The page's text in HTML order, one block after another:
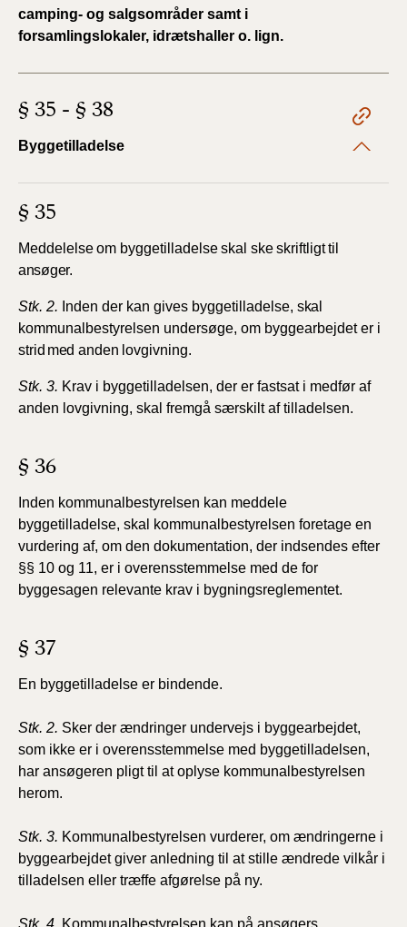
camping- og salgsområder samt i
forsamlingslokaler, idrætshaller o. lign.
§ 35 - § 38
Byggetilladelse
§ 35
Meddelelse om byggetilladelseskal ske skriftligt til
ansøger.
Stk. 2. Inden der kan gives byggetilladelse, skal
kommunalbestyrelsen undersøge, om byggearbejdet er i
strid med anden lovgivning.
Stk. 3. Krav i byggetilladelsen, der er fastsat i medfør af
anden lovgivning, skal fremgå særskilt af tilladelsen.
§ 36
Inden kommunalbestyrelsen kan meddele
byggetilladelse, skal kommunalbestyrelsen foretage en
vurdering af, om den dokumentation, der indsendes efter
§§ 10 og 11, er i overensstemmelse med de for
byggesagen relevante krav i bygningsreglementet.
§ 37
En byggetilladelse er bindende.
Stk. 2. Sker der ændringer undervejs i byggearbejdet,
som ikke er i overensstemmelse med byggetilladelsen,
har ansøgeren pligt til at oplyse kommunalbestyrelsen
herom.
Stk. 3. Kommunalbestyrelsen vurderer, om ændringerne i
byggearbejdet giver anledning til at stille ændrede vilkår i
tilladelsen eller træffe afgørelse på ny.
Stk. 4. Kommunalbestyrelsen kan på ansøgers